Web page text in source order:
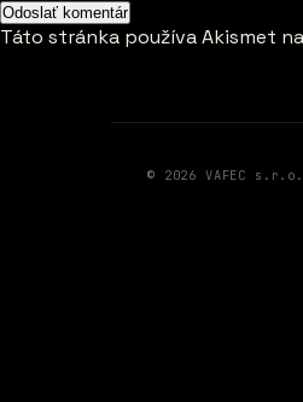
Táto stránka používa Akismet
© 2026 VAFEC